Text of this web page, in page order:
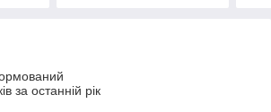
за останній рік